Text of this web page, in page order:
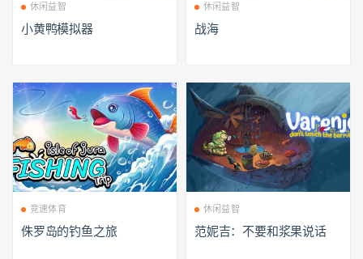
休闲益智
小黄鸭模拟器
休闲益智
战海
竞速体育
侏罗岛的钓鱼之旅
休闲益智
范妮吉：不要和浆果说话